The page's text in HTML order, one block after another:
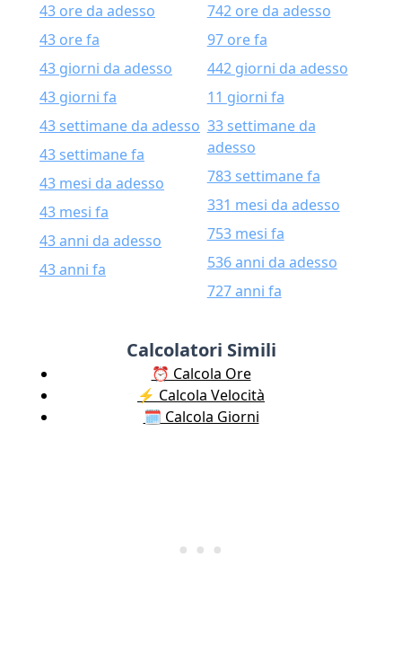
43 ore da adesso
43 ore fa
43 giorni da adesso
43 giorni fa
43 settimane da adesso
43 settimane fa
43 mesi da adesso
43 mesi fa
43 anni da adesso
43 anni fa
742 ore da adesso
97 ore fa
442 giorni da adesso
11 giorni fa
33 settimane da
adesso
783 settimane fa
331 mesi da adesso
753 mesi fa
536 anni da adesso
727 anni fa
Calcolatori Simili
⏰ Calcola Ore
⚡️ Calcola Velocità
🗓️ Calcola Giorni